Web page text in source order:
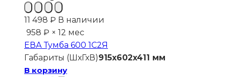
11 498 ₽ В наличии
958 ₽ × 12 мес
ЕВА Тумба 600 1С2Я
Габариты (ШхГхВ)915x602x411 мм
В корзину